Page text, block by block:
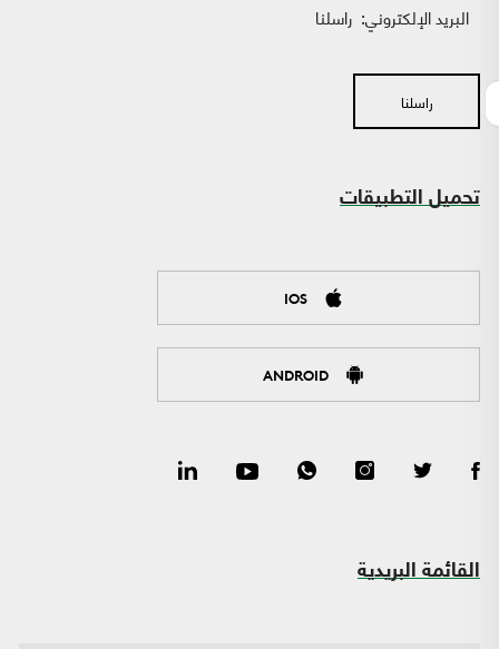
البريد الإلكتروني: راسلنا
راسلنا
تحميل التطبيقات
IOS
ANDROID
القائمة البريدية